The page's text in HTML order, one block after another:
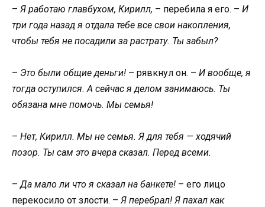
– Я работаю главбухом, Кирилл, – перебила я его. – И
три года назад я отдала тебе все свои накопления,
чтобы тебя не посадили за растрату. Ты забыл?
– Это были общие деньги! – рявкнул он. – И вообще, я
тогда оступился. А сейчас я делом занимаюсь. Ты
обязана мне помочь. Мы семья!
– Нет, Кирилл. Мы не семья. Я для тебя — ходячий
позор. Ты сам это вчера сказал. Перед всеми.
–Да мало ли что я сказал на банкете! – его лицо
перекосило от злости. – Я перебрал! Я пахал как